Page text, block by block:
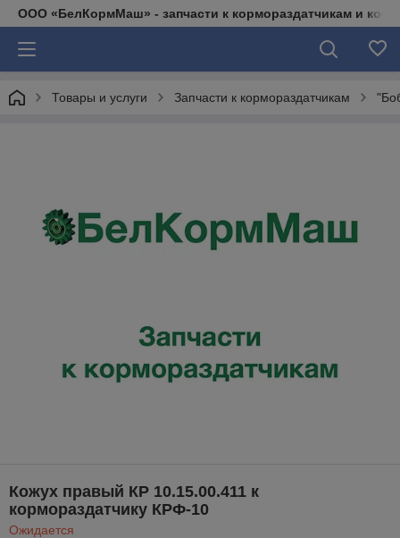
ООО «БелКормМаш» - запчасти к кормораздатчикам и
Товары и услуги Запчасти к кормораздатчикам
Кожух правый КР 10.15.00.411 к
кормораздатчику КРФ-10
Ожидается